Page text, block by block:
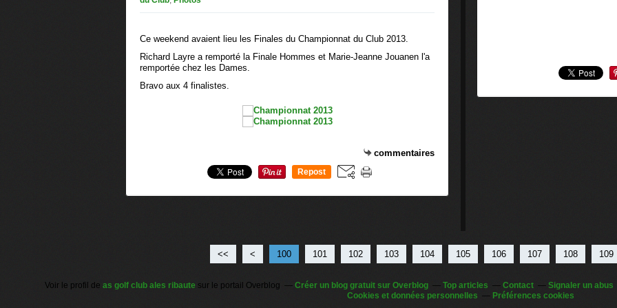
Ce weekend avaient lieu les Finales du Championnat du Club 2013.
Richard Layre a remporté la Finale Hommes et Marie-Jeanne Jouanen l'a
remportée chez les Dames.
Bravo aux 4 finalistes.
commentaires
Repost
<< < 100 101 102 103 104 105 106 107 108 109
Voir le profil de as golf club ales ribaute sur le portail Overblog Créer un blog gratuit sur Overblog Top articles Contact Signaler un abus
Cookies et données personnelles
Préférences cookies